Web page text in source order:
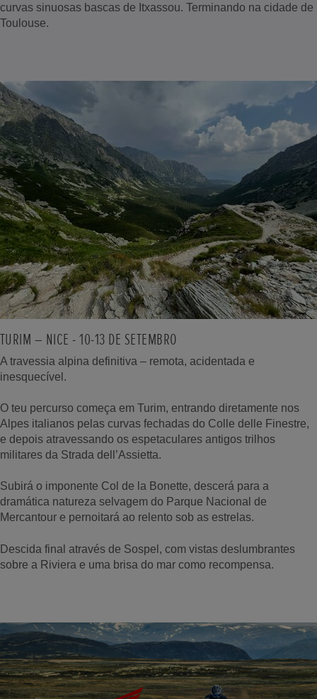
curvas sinuosas bascas de Itxassou. Terminando na cidade de
Toulouse.
TURIM – NICE - 10-13 DE SETEMBRO
A travessia alpina definitiva – remota, acidentada e
inesquecível.
O teu percurso começa em Turim, entrando diretamente nos
Alpes italianos pelas curvas fechadas do Colle delle Finestre,
e depois atravessando os espetaculares antigos trilhos
militares da Strada dell’Assietta.
Subirá o imponente Col de la Bonette, descerá para a
dramática natureza selvagem do Parque Nacional de
Mercantour e pernoitará ao relento sob as estrelas.
Descida final através de Sospel, com vistas deslumbrantes
sobre a Riviera e uma brisa do mar como recompensa.